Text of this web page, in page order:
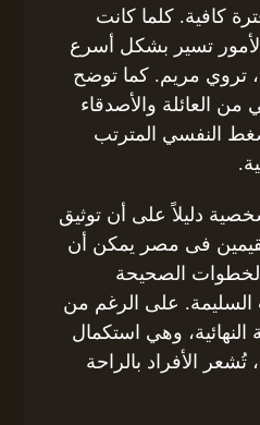
كافية. كلما كانت
تسير بشكل أسرع
تروي مريم. كما توضح
من العائلة والأصدقاء
النفسي المترتب
دليلاً على أن توثيق
فى مصر يمكن أن
الخطوات الصحيحة
السليمة. على الرغم من
النهائية، وهي استكمال
تُشعر الأفراد بالراحة